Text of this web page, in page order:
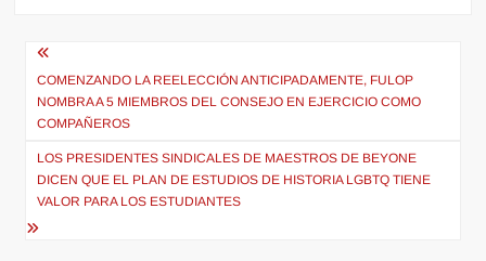
Navegación
de
entradas
COMENZANDO LA REELECCIÓN ANTICIPADAMENTE, FULOP
NOMBRA A 5 MIEMBROS DEL CONSEJO EN EJERCICIO COMO
COMPAÑEROS
LOS PRESIDENTES SINDICALES DE MAESTROS DE BEYONE
DICEN QUE EL PLAN DE ESTUDIOS DE HISTORIA LGBTQ TIENE
VALOR PARA LOS ESTUDIANTES